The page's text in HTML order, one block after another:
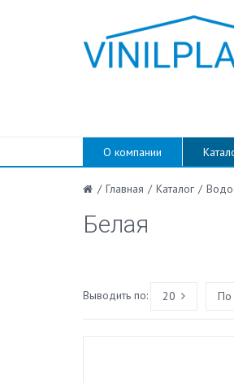
О компании
/ Главная / Каталог /
Белая
Выводить по: 20 По